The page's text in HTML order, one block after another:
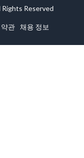
Reserved
관 채용 정보